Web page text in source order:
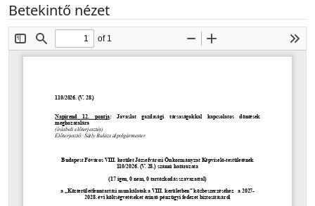
Betekintő nézet